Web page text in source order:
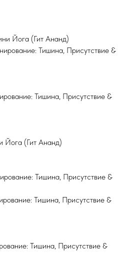
Йога (Гит Ананд)
Тишина, Присутствие &
Тишина, Присутствие &
Йога (Гит Ананд)
Тишина, Присутствие &
Тишина, Присутствие &
Тишина, Присутствие &